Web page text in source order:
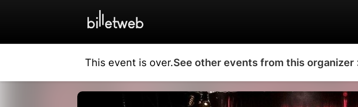
This event is over.See other events from this organizer